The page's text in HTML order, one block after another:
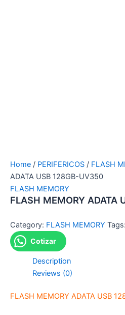
Home / PERIFERICOS / FLASH
ADATA USB 128GB-UV350
FLASH MEMORY
FLASH MEMORY ADATA
Category: FLASH MEMORY Tags:
Cotizar
Description
Reviews (0)
FLASH MEMORY ADATA USB